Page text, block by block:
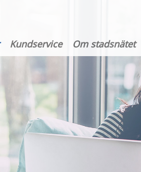
Kundservice Om stadsnätet